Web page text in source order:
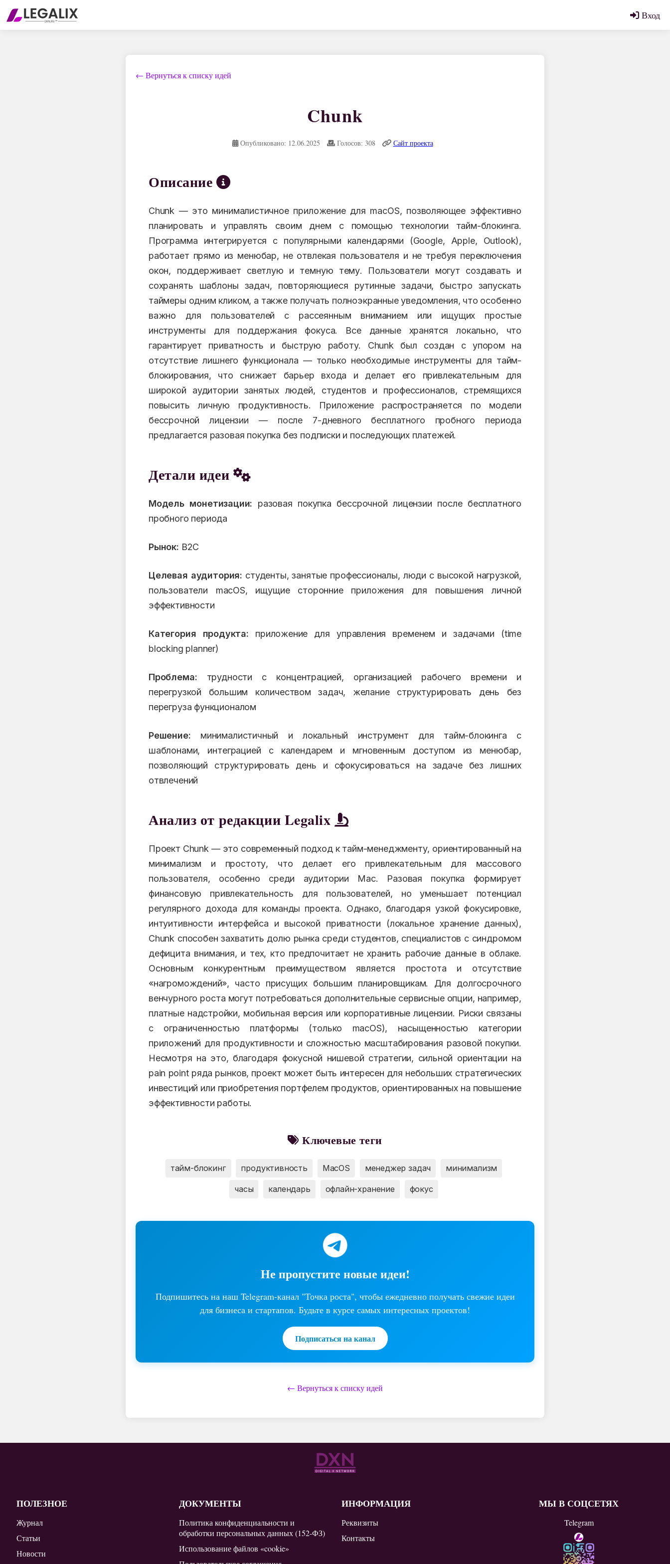
Вход
← Вернуться к списку идей
Chunk
Опубликовано: 12.06.2025 Голосов: 308 Сайт проекта
Описание
Chunk — это минималистичное приложение для macOS, позволяющее эффективно
планировать и управлять своим днем с помощью технологии тайм-блокинга.
Программа интегрируется с популярными календарями (Google, Apple, Outlook),
работает прямо из менюбар, не отвлекая пользователя и не требуя переключения
окон, поддерживает светлую и темную тему. Пользователи могут создавать и
сохранять шаблоны задач, повторяющиеся рутинные задачи, быстро запускать
таймеры одним кликом, а также получать полноэкранные уведомления, что особенно
важно для пользователей с рассеянным вниманием или ищущих простые
инструменты для поддержания фокуса. Все данные хранятся локально, что
гарантирует приватность и быструю работу. Chunk был создан с упором на
отсутствие лишнего функционала — только необходимые инструменты для тайм-
блокирования, что снижает барьер входа и делает его привлекательным для
широкой аудитории занятых людей, студентов и профессионалов, стремящихся
повысить личную продуктивность. Приложение распространяется по модели
бессрочной лицензии — после 7-дневного бесплатного пробного периода
предлагается разовая покупка без подписки и последующих платежей.
Детали идеи
Модель монетизации: разовая покупка бессрочной лицензии после бесплатного
пробного периода
Рынок: B2C
Целевая аудитория: студенты, занятые профессионалы, люди с высокой нагрузкой,
пользователи macOS, ищущие сторонние приложения для повышения личной
эффективности
Категория продукта: приложение для управления временем и задачами (time
blocking planner)
Проблема: трудности с концентрацией, организацией рабочего времени и
перегрузкой большим количеством задач, желание структурировать день без
перегруза функционалом
Решение: минималистичный и локальный инструмент для тайм-блокинга с
шаблонами, интеграцией с календарем и мгновенным доступом из менюбар,
позволяющий структурировать день и сфокусироваться на задаче без лишних
отвлечений
Анализ от редакции Legalix
Проект Chunk — это современный подход к тайм-менеджменту, ориентированный на
минимализм и простоту, что делает его привлекательным для массового
пользователя, особенно среди аудитории Mac. Разовая покупка формирует
финансовую привлекательность для пользователей, но уменьшает потенциал
регулярного дохода для команды проекта. Однако, благодаря узкой фокусировке,
интуитивности интерфейса и высокой приватности (локальное хранение данных),
Chunk способен захватить долю рынка среди студентов, специалистов с синдромом
дефицита внимания, и тех, кто предпочитает не хранить рабочие данные в облаке.
Основным конкурентным преимуществом является простота и отсутствие
«нагромождений», часто присущих большим планировщикам. Для долгосрочного
венчурного роста могут потребоваться дополнительные сервисные опции, например,
платные надстройки, мобильная версия или корпоративные лицензии. Риски связаны
с ограниченностью платформы (только macOS), насыщенностью категории
приложений для продуктивности и сложностью масштабирования разовой покупки.
Несмотря на это, благодаря фокусной нишевой стратегии, сильной ориентации на
pain point ряда рынков, проект может быть интересен для небольших стратегических
инвестиций или приобретения портфелем продуктов, ориентированных на повышение
эффективности работы.
Ключевые теги
тайм-блокинг продуктивность MacOS менеджер задач минимализм
часы календарь офлайн-хранение фокус
Не пропустите новые идеи!
Подпишитесь на наш Telegram-канал "Точка роста", чтобы ежедневно получать свежие идеи
для бизнеса и стартапов. Будьте в курсе самых интересных проектов!
Подписаться на канал
← Вернуться к списку идей
ПОЛЕЗНОЕ
Журнал
Статьи
Новости
ДОКУМЕНТЫ
Политика конфиденциальности и
обработки персональных данных (152-ФЗ)
Использование файлов «cookie»
ИНФОРМАЦИЯ
Реквизиты
Контакты
МЫ В СОЦСЕТЯХ
Telegram